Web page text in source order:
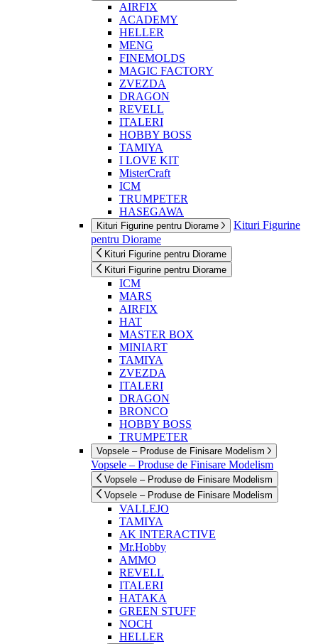
AIRFIX
ACADEMY
HELLER
MENG
FINEMOLDS
MAGIC FACTORY
ZVEZDA
DRAGON
REVELL
ITALERI
HOBBY BOSS
TAMIYA
I LOVE KIT
MisterCraft
ICM
TRUMPETER
HASEGAWA
Kituri Figurine pentru Diorame
Kituri Figurine
pentru Diorame
Kituri Figurine pentru Diorame
Kituri Figurine pentru Diorame
ICM
MARS
AIRFIX
HAT
MASTER BOX
MINIART
TAMIYA
ZVEZDA
ITALERI
DRAGON
BRONCO
HOBBY BOSS
TRUMPETER
Vopsele – Produse de Finisare Modelism
Vopsele – Produse de Finisare Modelism
Vopsele – Produse de Finisare Modelism
Vopsele – Produse de Finisare Modelism
VALLEJO
TAMIYA
AK INTERACTIVE
Mr.Hobby
AMMO
REVELL
ITALERI
HATAKA
GREEN STUFF
NOCH
HELLER